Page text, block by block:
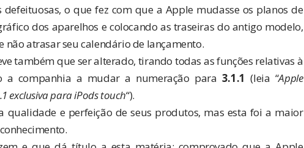
o que fez com que a Apple mudasse os planos de
dos aparelhos e colocando as traseiras do antigo modelo,
atrasar seu calendário de lançamento.
também que ser alterado, tirando todas as funções relativas à
a companhia a mudar a numeração para 3.1.1 (leia “Apple
exclusiva para iPods touch“).
qualidade e perfeição de seus produtos, mas esta foi a maior